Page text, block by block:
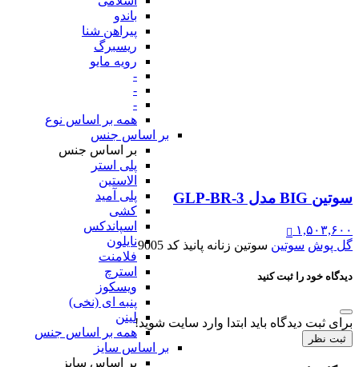
باندو
پیراهن شنا
ریسبرگ
رویه مایو
-
-
-
همه بر اساس نوع
بر اساس جنس
بر اساس جنس
پلی استر
الاستین
پلی آمید
کشی
اسپاندکس
نایلون
فلامنت
استرچ
ویسکوز
پنبه ای (نخی)
لینن
همه بر اساس جنس
بر اساس سایز
بر اساس سایز
سوتین BIG مدل GLP-BR-3
۱,۵۰۳,۶۰۰
گل پوش سوتین سوتین زنانه پانیذ کد 9005
دیدگاه خود را ثبت کنید
برای ثبت دیدگاه باید ابتدا وارد سایت شوید!
ثبت نظر